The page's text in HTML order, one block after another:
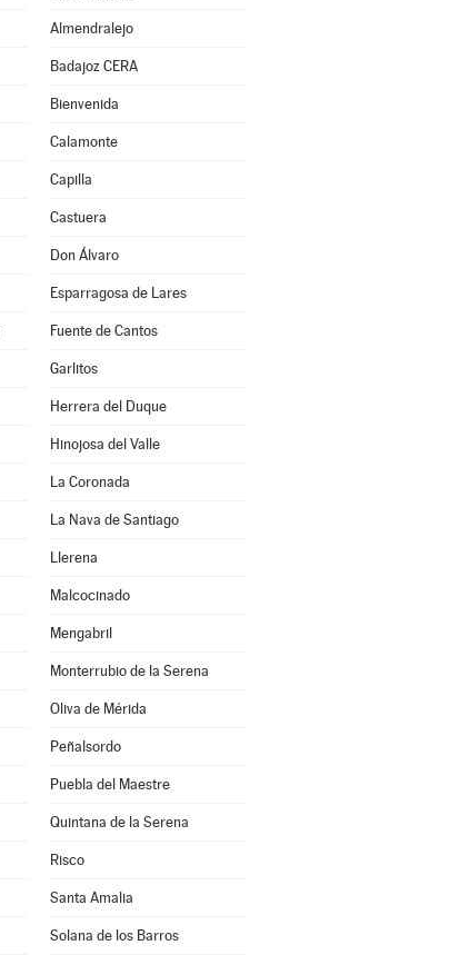
Almendralejo
Badajoz CERA
Bienvenida
Calamonte
Capilla
Castuera
Don Álvaro
Esparragosa de Lares
Fuente de Cantos
Garlitos
Herrera del Duque
Hinojosa del Valle
La Coronada
La Nava de Santiago
Llerena
Malcocinado
Mengabril
Monterrubio de la Serena
Oliva de Mérida
Peñalsordo
Puebla del Maestre
Quintana de la Serena
Risco
Santa Amalia
Solana de los Barros